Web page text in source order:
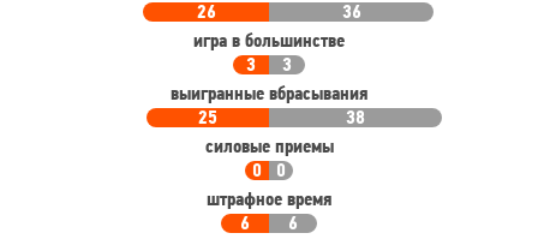
26
36
игра в большинстве
3
3
выигранные вбрасывания
25
38
силовые приемы
0
0
штрафное время
6
6